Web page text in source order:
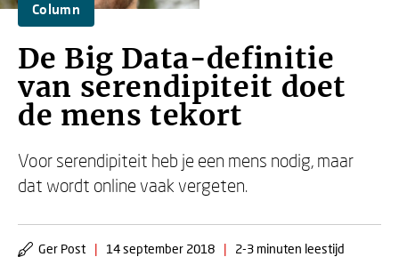
Column
De Big Data-definitie
van serendipiteit doet
de mens tekort
Voor serendipiteit heb je een mens nodig, maar
dat wordt online vaak vergeten.
Ger Post | 14 september 2018 | 2-3 minuten leestijd